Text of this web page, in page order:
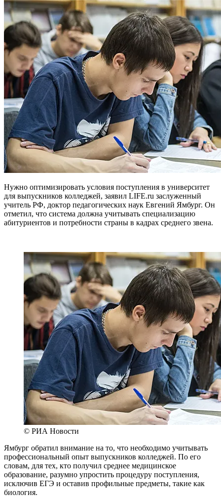
Нужно оптимизировать условия поступления в университет
для выпускников колледжей, заявил LIFE.ru заслуженный
учитель РФ, доктор педагогических наук Евгений Ямбург. Он
отметил, что система должна учитывать специализацию
абитуриентов и потребности страны в кадрах среднего звена.
© РИА Новости
Ямбург обратил внимание на то, что необходимо учитывать
профессиональный опыт выпускников колледжей. По его
словам, для тех, кто получил среднее медицинское
образование, разумно упростить процедуру поступления,
исключив ЕГЭ и оставив профильные предметы, такие как
биология.